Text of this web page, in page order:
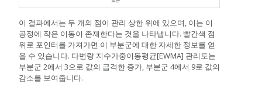
이 결과에서는 두 개의 점이 관리 상한 위에 있으며, 이는 이
공정에 작은 이동이 존재한다는 것을 나타냅니다. 빨간색 점
위로 포인터를 가져가면 이 부분군에 대한 자세한 정보를 얻
을 수 있습니다. 다변량 지수가중이동평균[EWMA] 관리도는
부분군 2에서 3으로 값의 급격한 증가, 부분군 4에서 9로 값의
감소를 보여줍니다.